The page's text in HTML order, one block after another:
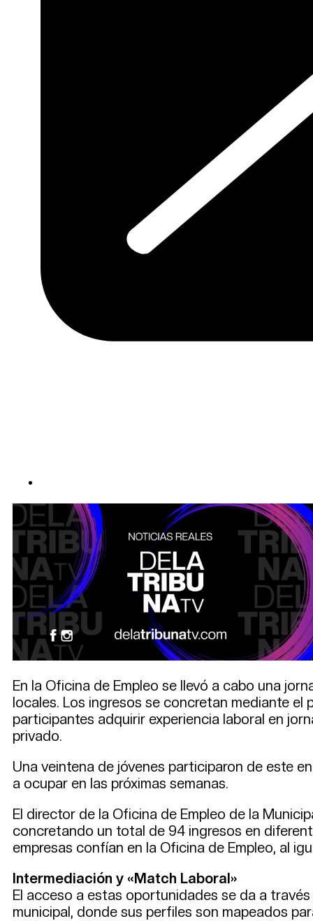
En la Oficina de Empleo se llevó a cabo una
locales. Los ingresos se concretan mediante el
participantes adquirir experiencia laboral en
privado.
Una veintena de jóvenes participaron de este
a ocupar en las próximas semanas.
El director de la Oficina de Empleo de la
concretando un total de 94 ingresos en
empresas confían en la Oficina de Empleo, al
Intermediación y «Match Laboral»
El acceso a estas oportunidades se da a
municipal, donde sus perfiles son mapeados